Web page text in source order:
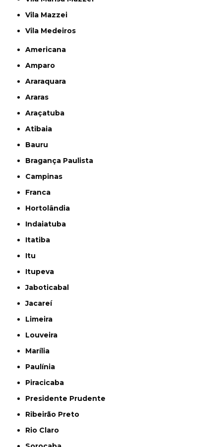
Vila Mazzei
Vila Medeiros
Americana
Amparo
Araraquara
Araras
Araçatuba
Atibaia
Bauru
Bragança Paulista
Campinas
Franca
Hortolândia
Indaiatuba
Itatiba
Itu
Itupeva
Jaboticabal
Jacareí
Limeira
Louveira
Marília
Paulínia
Piracicaba
Presidente Prudente
Ribeirão Preto
Rio Claro